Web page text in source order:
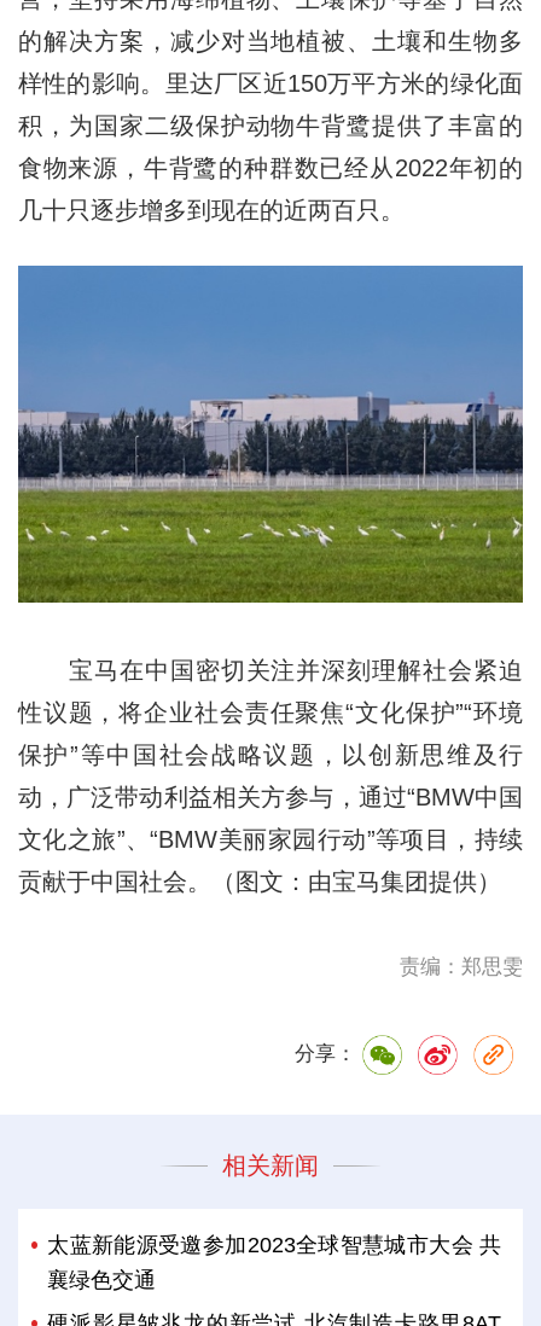
的解决方案，减少对当地植被、土壤和生物多
样性的影响。里达厂区近150万平方米的绿化面
积，为国家二级保护动物牛背鹭提供了丰富的
食物来源，牛背鹭的种群数已经从2022年初的
几十只逐步增多到现在的近两百只。
宝马在中国密切关注并深刻理解社会紧迫
性议题，将企业社会责任聚焦“文化保护”“环境
保护”等中国社会战略议题，以创新思维及行
动，广泛带动利益相关方参与，通过“BMW中国
文化之旅”、“BMW美丽家园行动”等项目，持续
贡献于中国社会。（图文：由宝马集团提供）
责编：郑思雯
分享：
相关新闻
太蓝新能源受邀参加2023全球智慧城市大会 共
襄绿色交通